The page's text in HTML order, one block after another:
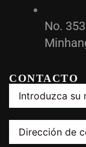
No.
CONTACTO